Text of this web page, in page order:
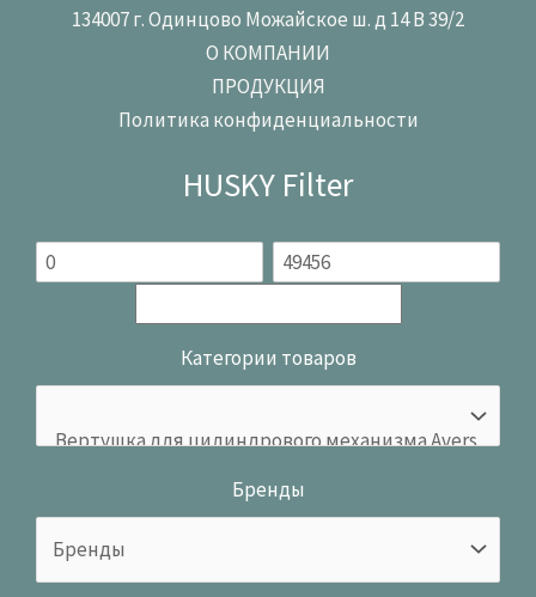
134007 г. Одинцово Можайское ш. д 14 В 39/2
О КОМПАНИИ
ПРОДУКЦИЯ
Политика конфиденциальности
HUSKY Filter
Категории товаров
Бренды